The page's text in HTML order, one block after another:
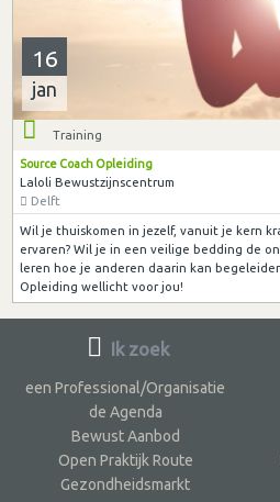
16
jan
Training
Source Coach Opleiding
Laloli Bewustzijnscentrum
Delft
Wil je thuiskomen in jezelf, vanuit je kern
ervaren? Wil je in een veilige bedding de
leren hoe je anderen daarin kan
Opleiding wellicht voor jou!
Ik zoek
een Professional/Organisatie
de Agenda
Bewust Aanbod
Open Praktijk Route
Gezondheidsmarkt